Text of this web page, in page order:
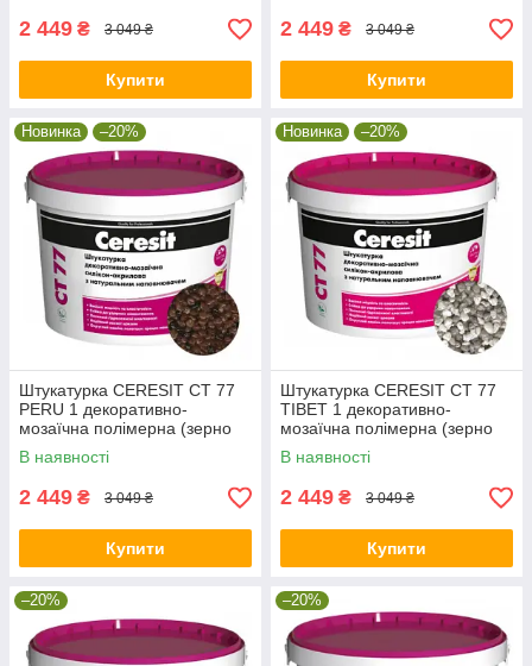
2 449 ₴ 3 049 ₴
Купити
2 449 ₴ 3 049 ₴
Купити
Новинка –20%
Штукатурка CERESIT CT 77
PERU 1 декоративно-
мозаїчна полімерна (зерно
1,4-2,0 мм), 14 кг
В наявності
2 449 ₴ 3 049 ₴
Купити
Новинка –20%
Штукатурка CERESIT CT 77
TIBET 1 декоративно-
мозаїчна полімерна (зерно
1,4-2,0 мм), 14 кг
В наявності
2 449 ₴ 3 049 ₴
Купити
–20% –20%